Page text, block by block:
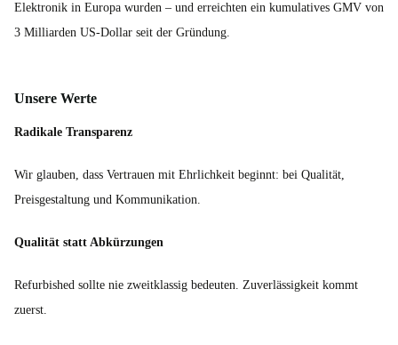
Elektronik in Europa wurden – und erreichten ein kumulatives GMV von
3 Milliarden US-Dollar seit der Gründung.
Unsere Werte
Radikale Transparenz
Wir glauben, dass Vertrauen mit Ehrlichkeit beginnt: bei Qualität,
Preisgestaltung und Kommunikation.
Qualität statt Abkürzungen
Refurbished sollte nie zweitklassig bedeuten. Zuverlässigkeit kommt
zuerst.